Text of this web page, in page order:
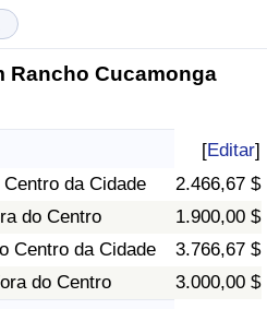
Rancho Cucamonga
[Editar]
da Cidade
2.466,67 $
do Centro
1.900,00 $
Centro da Cidade
3.766,67 $
do Centro
3.000,00 $
(Atual)
Por País
(Atual)
por País
Vida
Vida (Atual)
por país